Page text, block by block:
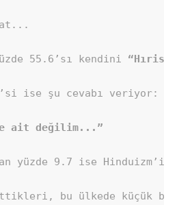
55.6’sı kendini
ise şu cevabı veriyor:
ait değilim...”
yüzde 9.7 ise
bu ülkede küçük bir